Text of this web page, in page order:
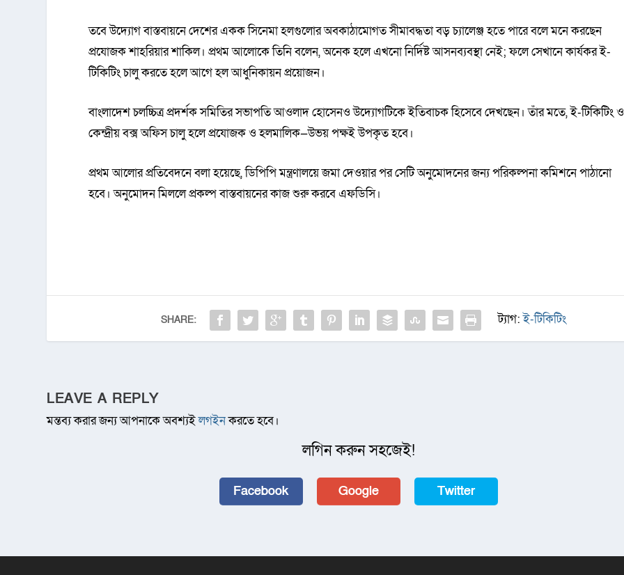
তবে উদ্যোগ বাস্তবায়নে দেশের একক সিনেমা হলগুলোর অবকাঠামোগত সীমাবদ্ধতা বড় চ্যালেঞ্জ হতে পারে বলে মনে করছেন
প্রযোজক শাহরিয়ার শাকিল। প্রথম আলোকে তিনি বলেন, অনেক হলে এখনো নির্দিষ্ট আসনব্যবস্থা নেই; ফলে সেখানে কার্যকর ই-
টিকিটিং চালু করতে হলে আগে হল আধুনিকায়ন প্রয়োজন।
বাংলাদেশ চলচ্চিত্র প্রদর্শক সমিতির সভাপতি আওলাদ হোসেনও উদ্যোগটিকে ইতিবাচক হিসেবে দেখছেন। তাঁর মতে, ই-টিকিটিং ও
কেন্দ্রীয় বক্স অফিস চালু হলে প্রযোজক ও হলমালিক—উভয় পক্ষই উপকৃত হবে।
প্রথম আলোর প্রতিবেদনে বলা হয়েছে, ডিপিপি মন্ত্রণালয়ে জমা দেওয়ার পর সেটি অনুমোদনের জন্য পরিকল্পনা কমিশনে পাঠানো
হবে। অনুমোদন মিললে প্রকল্প বাস্তবায়নের কাজ শুরু করবে এফডিসি।
SHARE: ট্যাগ:ই-টিকিটিং
LEAVE A REPLY
মন্তব্য করার জন্য আপনাকে অবশ্যইলগইনকরতে হবে।
লগিন করুন সহজেই!
Facebook Google Twitter